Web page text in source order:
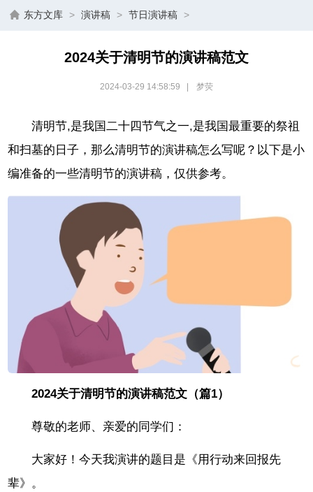
东方文库 > 演讲稿 > 节日演讲稿 >
2024关于清明节的演讲稿范文
2024-03-29 14:58:59 梦荧
清明节,是我国二十四节气之一,是我国最重要的祭祖
和扫墓的日子，那么清明节的演讲稿怎么写呢？以下是小
编准备的一些清明节的演讲稿，仅供参考。
2024关于清明节的演讲稿范文（篇1）
尊敬的老师、亲爱的同学们：
大家好！今天我演讲的题目是《用行动来回报先
辈》。